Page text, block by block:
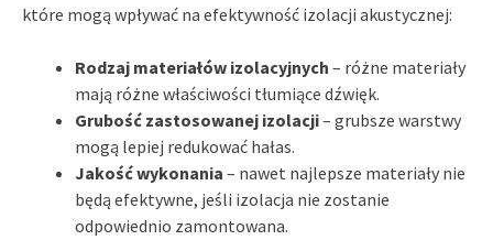
które mogą wpływać na efektywność izolacji akustycznej:
Rodzaj materiałów izolacyjnych – różne materiały
mają różne właściwości tłumiące dźwięk.
Grubość zastosowanej izolacji– grubsze warstwy
mogą lepiej redukować hałas.
Jakość wykonania – nawet najlepsze materiały nie
będą efektywne, jeśli izolacja nie zostanie
odpowiednio zamontowana.